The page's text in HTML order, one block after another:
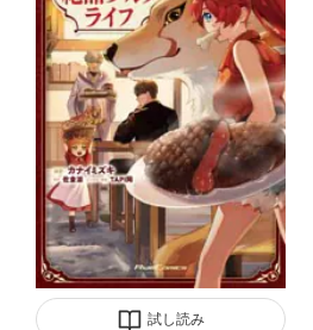
試し読み